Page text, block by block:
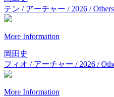
テン / アーチャー / 2026 /
More Information
岡田史
フィオ / アーチャー / 2026 /
More Information